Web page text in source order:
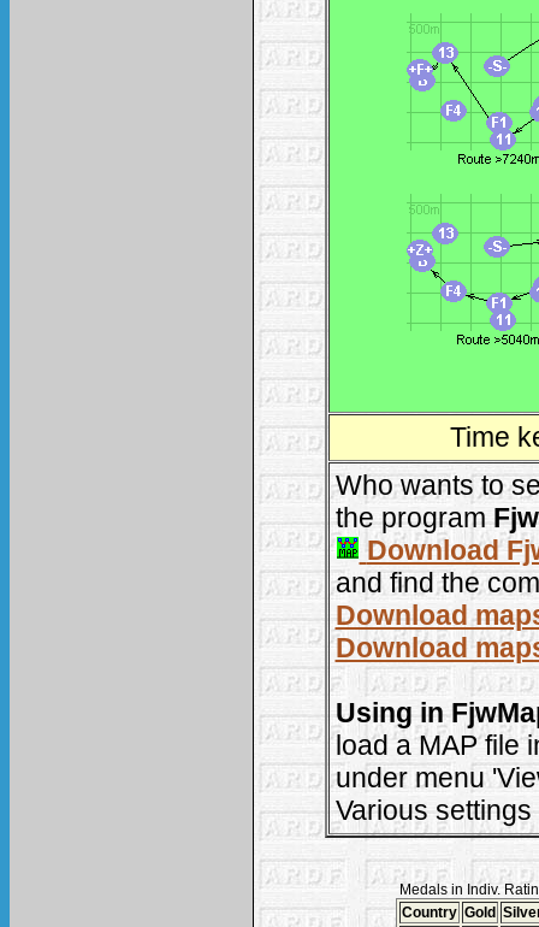
Time
Who wants to
the program
Download
and find the
Download
Download
Using in
load a MAP file
under menu
Various
Medals in Indiv.
Country Gold